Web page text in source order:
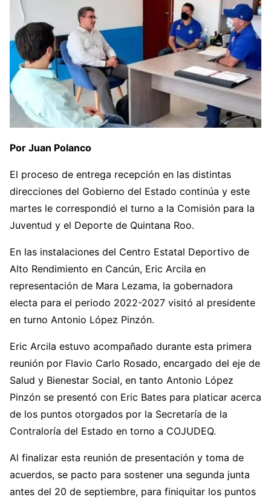
Por Juan Polanco
El proceso de entrega recepción en las distintas
direcciones del Gobierno del Estado continúa y este
martes le correspondió el turno a la Comisión para la
Juventud y el Deporte de Quintana Roo.
En las instalaciones del Centro Estatal Deportivo de
Alto Rendimiento en Cancún, Eric Arcila en
representación de Mara Lezama, la gobernadora
electa para el periodo 2022-2027 visitó al presidente
en turno Antonio López Pinzón.
Eric Arcila estuvo acompañado durante esta primera
reunión por Flavio Carlo Rosado, encargado del eje de
Salud y Bienestar Social, en tanto Antonio López
Pinzón se presentó con Eric Bates para platicar acerca
de los puntos otorgados por la Secretaría de la
Contraloría del Estado en torno a COJUDEQ.
Al finalizar esta reunión de presentación y toma de
acuerdos, se pacto para sostener una segunda junta
antes del 20 de septiembre, para finiquitar los puntos